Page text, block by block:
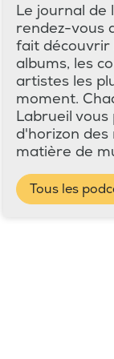
Le journal de
rendez-vous
fait découvrir
albums, les
artistes les
moment.
Labrueil
d'horizon des
matière de
Tous les